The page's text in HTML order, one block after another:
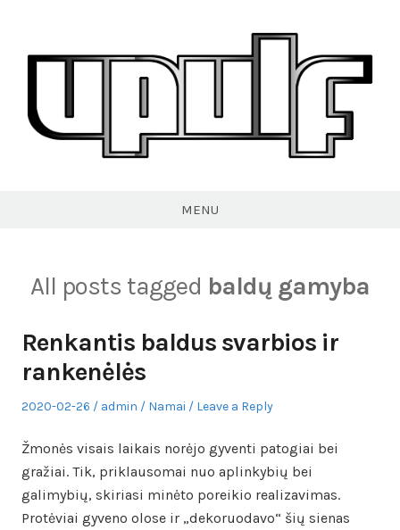
content
MENU
All posts tagged baldų gamyba
Renkantis baldus svarbios ir
rankenėlės
Posted
2020-02-26 Author
admin
Posted
Namai Leave a Reply
Žmonės visais laikais norėjo gyventi patogiai bei
gražiai. Tik, priklausomai nuo aplinkybių bei
galimybių, skiriasi minėto poreikio realizavimas.
Protėviai gyveno olose ir „dekoruodavo“ šių sienas